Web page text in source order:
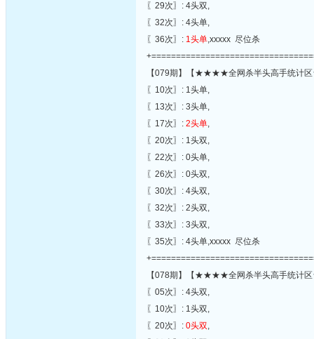
〖29次〗: 4头双,
〖32次〗: 4头单,
〖36次〗: 1头单,xxxxx 尽位杀
【079期】【★★★★全网杀半头高手统计
〖10次〗: 1头单,
〖13次〗: 3头单,
〖17次〗: 2头单,
〖20次〗: 1头双,
〖22次〗: 0头单,
〖26次〗: 0头双,
〖30次〗: 4头双,
〖32次〗: 2头双,
〖33次〗: 3头双,
〖35次〗: 4头单,xxxxx 尽位杀
【078期】【★★★★全网杀半头高手统计
〖05次〗: 4头双,
〖10次〗: 1头双,
〖20次〗: 0头双,